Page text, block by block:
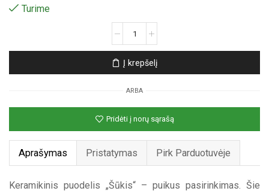
was:
Turime
Keramikinis
puodelis
Į krepšelį
ARBA
Pridėti į norų sąrašą
Aprašymas Pristatymas Pirk Parduotuvėje
Keramikinis puodelis „Šūkis“ – puikus pasirinkimas. Šie